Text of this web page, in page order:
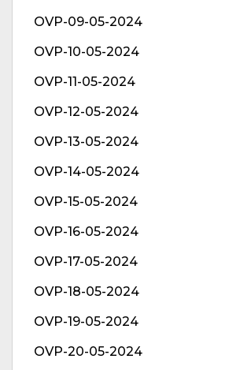
OVP-09-05-2024
OVP-10-05-2024
OVP-11-05-2024
OVP-12-05-2024
OVP-13-05-2024
OVP-14-05-2024
OVP-15-05-2024
OVP-16-05-2024
OVP-17-05-2024
OVP-18-05-2024
OVP-19-05-2024
OVP-20-05-2024